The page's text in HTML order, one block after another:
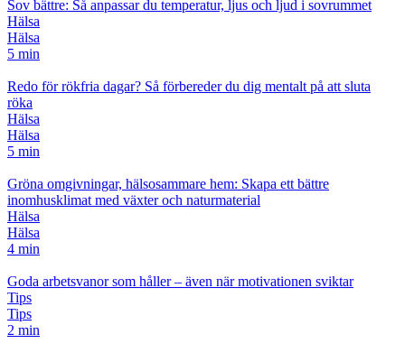
Sov bättre: Så anpassar du temperatur, ljus och ljud i sovrummet
Hälsa
Hälsa
5 min
Redo för rökfria dagar? Så förbereder du dig mentalt på att sluta
röka
Hälsa
Hälsa
5 min
Gröna omgivningar, hälsosammare hem: Skapa ett bättre
inomhusklimat med växter och naturmaterial
Hälsa
Hälsa
4 min
Goda arbetsvanor som håller – även när motivationen sviktar
Tips
Tips
2 min